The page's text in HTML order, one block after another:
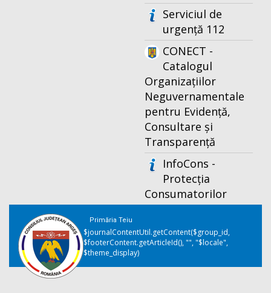
Serviciul de
urgență 112
CONECT -
Catalogul
Organizațiilor
Neguvernamentale
pentru Evidență,
Consultare și
Transparență
InfoCons -
Protecția
Consumatorilor
Primăria Teiu
$journalContentUtil.getContent($group_id,
$footerContent.getArticleId(), "", "$locale",
$theme_display)